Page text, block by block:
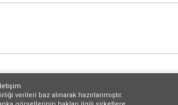
verileri baz alınarak hazırlanmıştır.